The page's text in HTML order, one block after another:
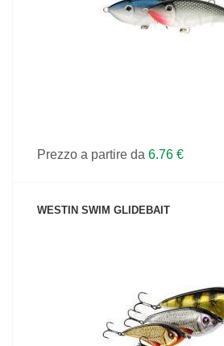
Prezzo a partire da 6.76 €
WESTIN SWIM GLIDEBAIT
VEDI IL PRODOTTO